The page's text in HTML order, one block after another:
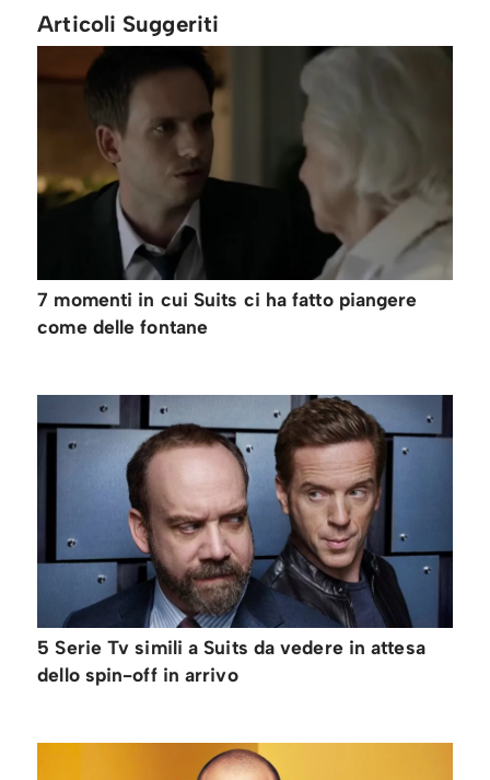
Articoli Suggeriti
7 momenti in cui Suits ci ha fatto piangere
come delle fontane
5 Serie Tv simili a Suits da vedere in attesa
dello spin-off in arrivo